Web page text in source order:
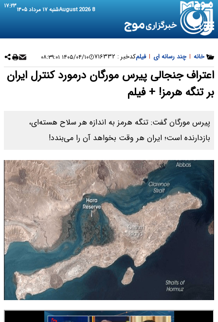
8 August 2026 شنبه ۱۷ مرداد ۱۴۰۵ ۱۷:۲۳
خانه | چند رسانه ای | فیلمکدخبر : ۷۱۶۳۳۲ ۱۴۰۵/۰۴/۱۰ ۰۸:۳۹:۰۱
اعتراف جنجالی پیرس مورگان درمورد کنترل ایران
بر تنگه هرمز! + فیلم
پیرس مورگان گفت: تنگه هرمز به اندازه هر سلاح هسته‌ای،
بازدارنده است؛ ایران هر وقت بخواهد آن را می‌بندد!